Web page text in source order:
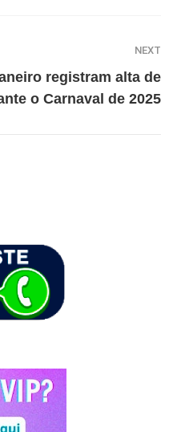
NEXT
registram alta de
o Carnaval de 2025